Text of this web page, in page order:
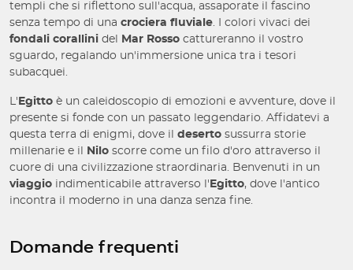
templi che si riflettono sull'acqua, assaporate il fascino
senza tempo di una crociera fluviale. I colori vivaci dei
fondali corallini del Mar Rosso cattureranno il vostro
sguardo, regalando un'immersione unica tra i tesori
subacquei.
L' Egitto è un caleidoscopio di emozioni e avventure, dove il
presente si fonde con un passato leggendario. Affidatevi a
questa terra di enigmi, dove il
deserto sussurra storie
millenarie e il
Nilo scorre come un filo d'oro attraverso il
cuore di una civilizzazione straordinaria. Benvenuti in un
viaggio indimenticabile attraverso l' Egitto, dove l'antico
incontra il moderno in una danza senza fine.
Domande frequenti